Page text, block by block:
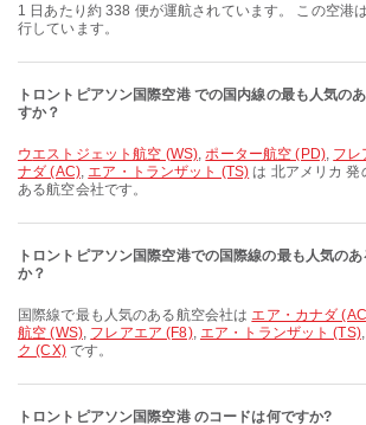
1 日あたり約 338 便が運航されています。 この空港は 国内 & 国際 便を運
行しています。
トロントピアソン国際空港 での国内線の最も人気の
すか？
ウエストジェット航空 (WS),ポーター航空 (PD), フレ
ナダ (AC), エア・トランザット (TS) は 北アメリカ 発
ある航空会社です。
トロントピアソン国際空港での国際線の最も人気の
か？
国際線で最も人気のある航空会社は エア・カナダ
航空 (WS), フレアエア (F8), エア・トランザット (TS),
ク (CX)です。
トロントピアソン国際空港 のコードは何ですか?